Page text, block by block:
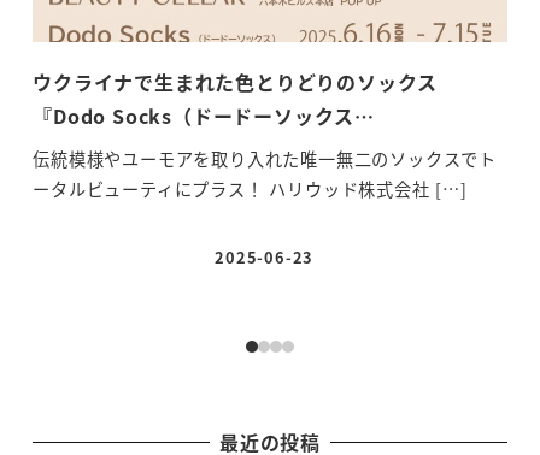
ウクライナで生まれた色とりどりのソックス
『Dodo Socks（ドードーソックス…
伝統模様やユーモアを取り入れた唯一無二のソックスでト
ータルビューティにプラス！ ハリウッド株式会社 […]
投稿日
2025-06-23
最近の投稿